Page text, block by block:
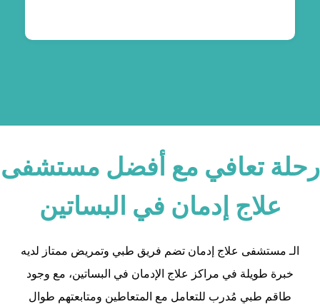
رحلة تعافي مع أفضل مستشفى
علاج إدمان في البساتين
الـ مستشفى علاج إدمان تضم فريق طبي وتمريض ممتاز لديه
خبرة طويلة في مراكز علاج الإدمان في البساتين، مع وجود
طاقم طبي مُدرب للتعامل مع المتعاطين ومتابعتهم طوال